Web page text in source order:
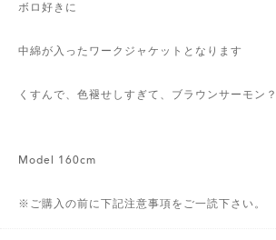
ボロ好きに
中綿が入ったワークジャケットとなります
くすんで、色褪せしすぎて、ブラウンサーモン
Model 160cm
※ご購入の前に下記注意事項をご一読下さい。